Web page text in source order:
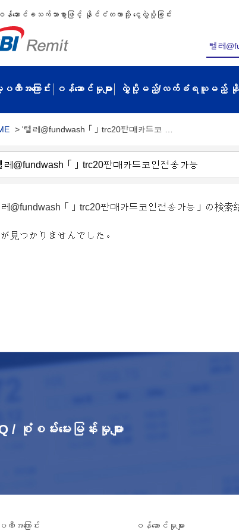
န်ဆောင်ခသက်သာစွာဖြင့် နိုင်ငံတကာသို့ ငွေလွှဲပို့ခြင်း
ဏီအကြောင်း ဝန်ဆောင်မှုများ လွှဲပို့မည့်/လက်ခံရယူမည့် နိုင်
> '텔레@fundwash「」trc20판매카드코 …
레@fundwash「」trc20판매카드코인전송가능」の検索
見つかりませんでした。
/ စုံစမ်းမေးမြန်းမှုများ
အကြောင်း
ဝန်ဆောင်မှုများ